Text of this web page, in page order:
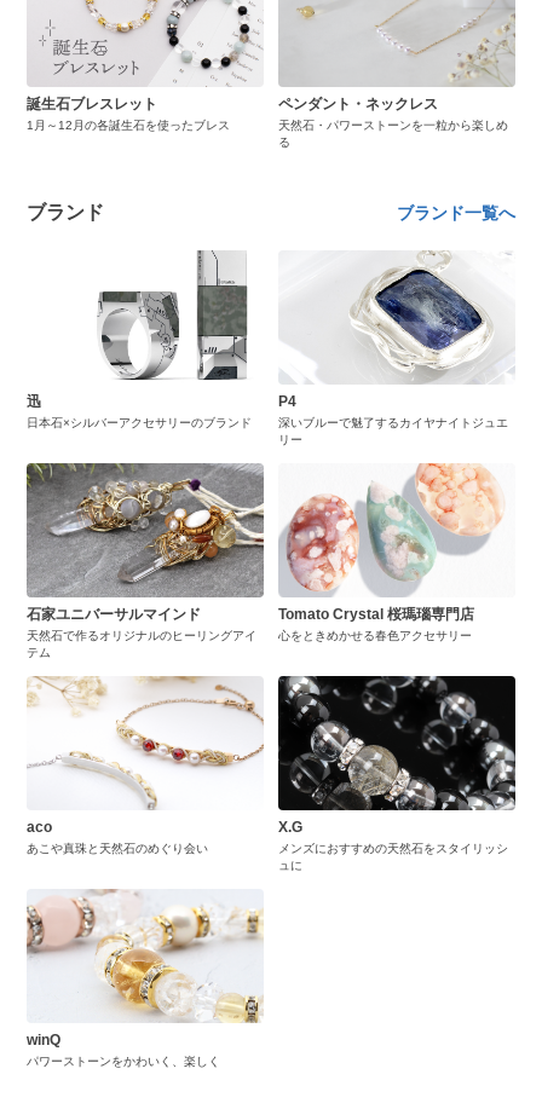
誕生石ブレスレット
1月～12月の各誕生石を使ったブレス
ペンダント・ネックレス
天然石・パワーストーンを一粒から楽しめ
る
ブランド ブランド一覧へ
迅
日本石×シルバーアクセサリーのブランド
P4
深いブルーで魅了するカイヤナイトジュエ
リー
石家ユニバーサルマインド
天然石で作るオリジナルのヒーリングアイ
テム
Tomato Crystal 桜瑪瑙専門店
心をときめかせる春色アクセサリー
aco
あこや真珠と天然石のめぐり会い
X.G
メンズにおすすめの天然石をスタイリッシ
ュに
winQ
パワーストーンをかわいく、楽しく